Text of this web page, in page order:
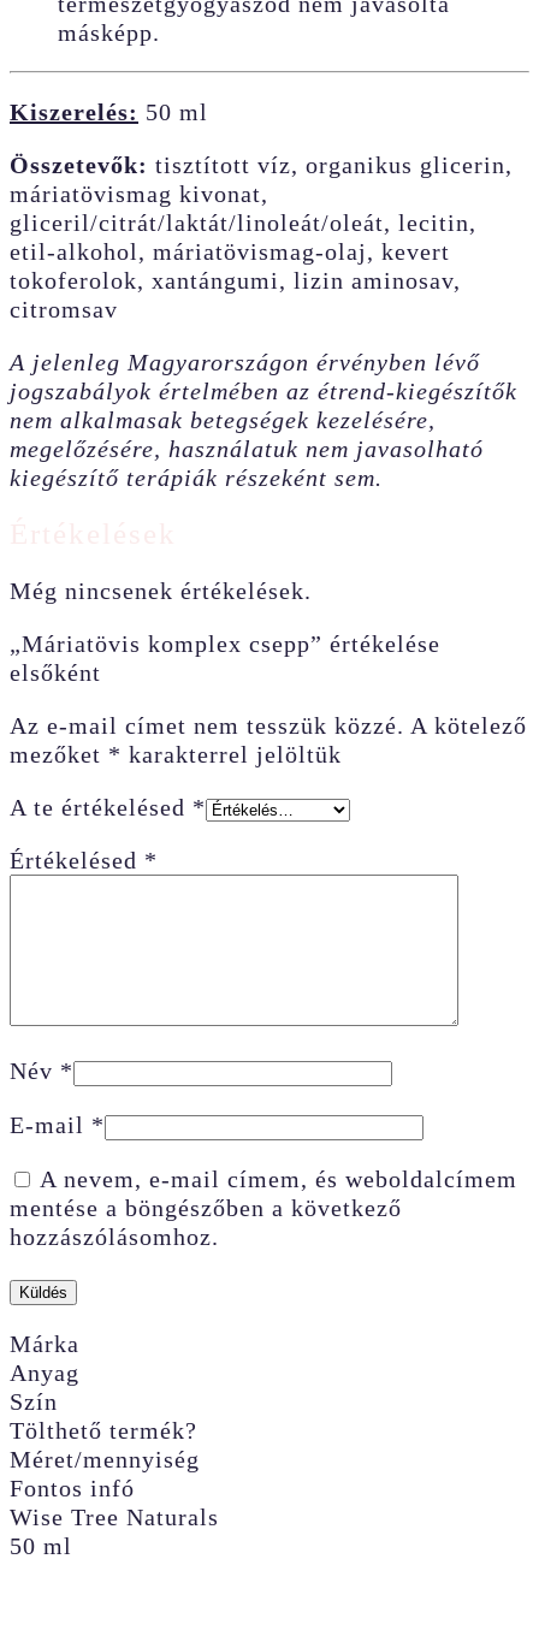
másképp.
Kiszerelés: 50 ml
Összetevők: tisztított víz, organikus glicerin,
máriatövismag kivonat,
gliceril/citrát/laktát/linoleát/oleát, lecitin,
etil-alkohol, máriatövismag-olaj, kevert
tokoferolok, xantángumi, lizin aminosav,
citromsav
A jelenleg Magyarországon érvényben lévő
jogszabályok értelmében az étrend-kiegészítők
nem alkalmasak betegségek kezelésére,
megelőzésére, használatuk nem javasolható
kiegészítő terápiák részeként sem.
Még nincsenek értékelések.
„Máriatövis komplex csepp” értékelése
elsőként
Az e-mail címet nem tesszük közzé. A kötelező
mezőket * karakterrel jelöltük
A te értékelésed *
Értékelésed *
Név *
E-mail *
A nevem, e-mail címem, és weboldalcímem
mentése a böngészőben a következő
hozzászólásomhoz.
Márka
Anyag
Szín
Tölthető termék?
Méret/mennyiség
Fontos infó
Wise Tree Naturals
50 ml